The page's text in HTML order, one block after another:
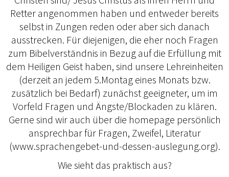
Retter angenommen haben und entweder bereits
selbst in Zungen reden oder aber sich danach
ausstrecken. Für diejenigen, die eher noch Fragen
zum Bibelverständnis in Bezug auf die Erfüllung mit
dem Heiligen Geist haben, sind unsere Lehreinheiten
(derzeit an jedem 5.Montag eines Monats bzw.
zusätzlich bei Bedarf) zunächst geeigneter, um im
Vorfeld Fragen und Ängste/Blockaden zu klären.
Gerne sind wir auch über die homepage persönlich
ansprechbar für Fragen, Zweifel, Literatur
(www.sprachengebet-und-dessen-auslegung.org).
Wie sieht das praktisch aus?